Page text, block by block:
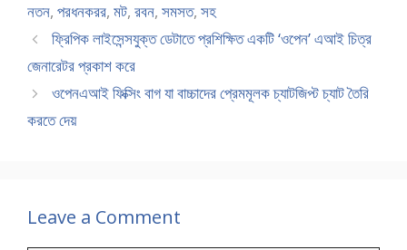
নতন, পরধনকরর, মট, রবন, সমসত, সহ
ফ্রিপিক লাইসেন্সযুক্ত ডেটাতে প্রশিক্ষিত একটি ‘ওপেন’ এআই চিত্র
জেনারেটর প্রকাশ করে
ওপেনএআই ফিক্সিং বাগ যা বাচ্চাদের প্রেমমূলক চ্যাটজিপ্ট চ্যাট তৈরি
করতে দেয়
Leave a Comment